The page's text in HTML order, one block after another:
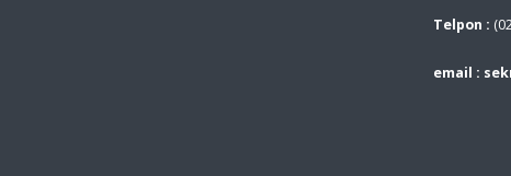
Telpon :
email :